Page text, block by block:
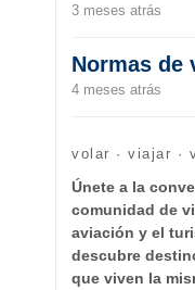
3 meses atrás
Normas de
4 meses atrás
volar · viajar ·
Únete a la
comunidad de
aviación y el
descubre
que viven la